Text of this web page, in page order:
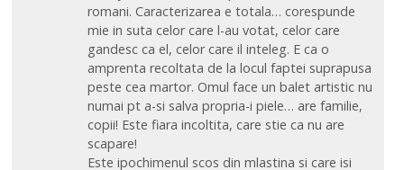
romani. Caracterizarea e totala… corespunde
mie in suta celor care l-au votat, celor care
gandesc ca el, celor care il inteleg. E ca o
amprenta recoltata de la locul faptei suprapusa
peste cea martor. Omul face un balet artistic nu
numai pt a-si salva propria-i piele… are familie,
copii! Este fiara incoltita, care stie ca nu are
scapare!
Este ipochimenul scos din mlastina si care isi